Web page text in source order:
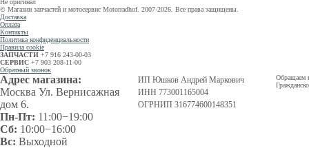
Не оригинал
© Магазин запчастей и мотосервис Motorradhof. 2007-2026. Все права защищены.
Доставка
Оплата
Контакты
Политика конфиденциальности
Правила cookie
ЗАПЧАСТИ +7 916 243-00-03
СЕРВИС +7 903 208-11-00
Обратный звонок
Адрес магазина:
Москва Ул. Вернисажная
дом 6.
Пн-Пт: 11:00−19:00
Сб: 10:00−16:00
Вс: Выходной
ИП Юшков Андрей Маркович
ИНН 773001165004
ОГРНИП 316774600148351
Обращаем